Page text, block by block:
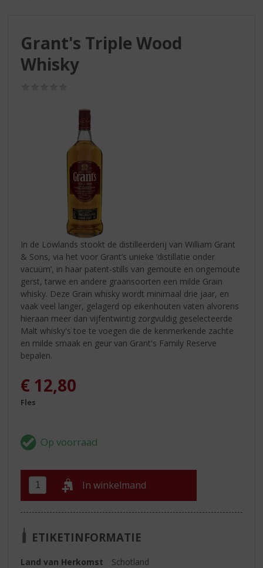
Grant's Triple Wood
Whisky
In de Lowlands stookt de distilleerderij van William Grant
& Sons, via het voor Grant’s unieke ‘distillatie onder
vacuüm’, in haar patent-stills van gemoute en ongemoute
gerst, tarwe en andere graansoorten een milde Grain
whisky. Deze Grain whisky wordt minimaal drie jaar, en
vaak veel langer, gelagerd op eikenhouten vaten alvorens
hieraan meer dan vijfentwintig zorgvuldig geselecteerde
Malt whisky's toe te voegen die de kenmerkende zachte
en milde smaak en geur van Grant's Family Reserve
bepalen.
€ 12,80
Fles
In winkelmand
ETIKETINFORMATIE
Land van Herkomst
Schotland